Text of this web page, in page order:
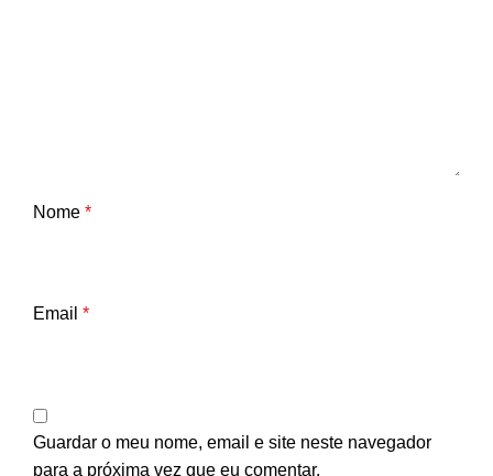
Nome *
Email *
Guardar o meu nome, email e site neste navegador
para a próxima vez que eu comentar.